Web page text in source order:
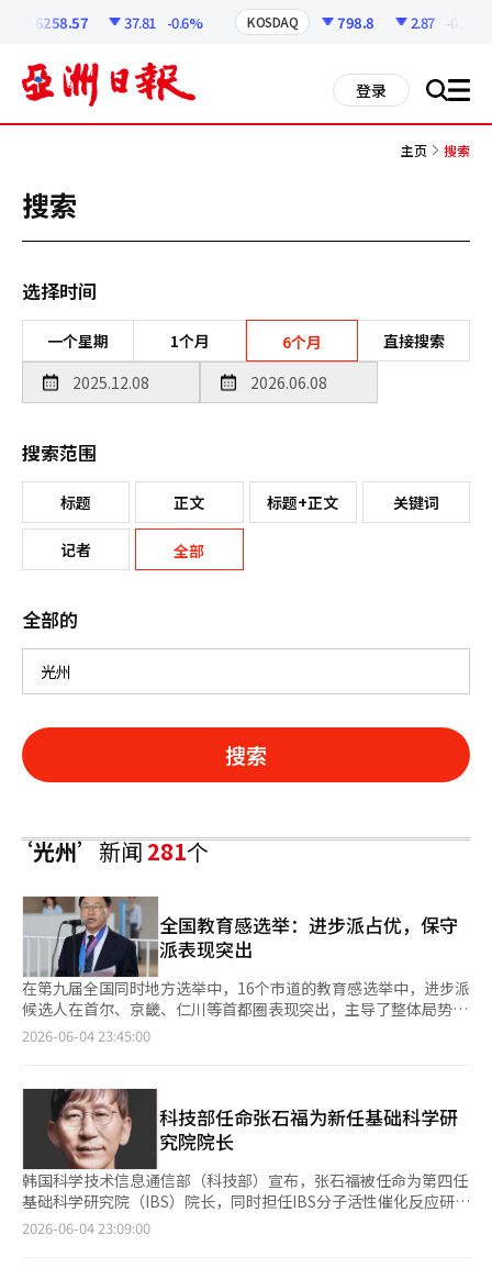
6258.57 37.81 -0.6% KOSDAQ 798.8 2.87 -0.36%
登录 搜 all
主页 搜索
搜索
选择时间
一个星期 1个月 6个月 直接搜索
搜索范围
标题 正文 标题+正文 关键词
记者 全部
全部的
搜索
‘光州’新闻281个
全国教育感选举：进步派占优，保守
派表现突出
在第九届全国同时地方选举中，16个市道的教育感选举中，进步派
候选人在首尔、京畿、仁川等首都圈表现突出，主导了整体局势，
而保守派候选人则在庆尚南道和忠清道等地稳固了支持基础，成功
区教育政策”。 根据4日中央选举管理委员会的数据显示，首都圈
选区作为最大激战区，教育感进步阵营候选人接连当选。在首尔，
进步派现任候选人正根植以30.34%的得票率当选，巩固了进步教
育感五连任的局面；在京畿道，安敏锡候选人以52.81%的过半得
票率成功当选，远超现任教育感任泰熙候选人。在仁川，都成勋候
选人以36.35%的得票率获胜。 在湖南和庆尚部分地区，进步派的
强势依然持续，候选人如全南·光州的金大中（42.52%）、釜山
的金石俊（50.63%）、全北的千浩成（56.63%）、蔚山的赵永植
2026-06-04 23:45:00
科技部任命张石福为新任基础科学研
究院院长
韩国科学技术信息通信部（科技部）宣布，张石福被任命为第四任
基础科学研究院（IBS）院长，同时担任IBS分子活性催化反应研究
组组长及韩国科学技术院（KAIST）化学系特聘教授。任期为五
2026-06-04 23:09:00